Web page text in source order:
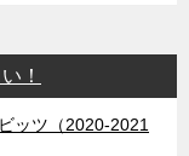
！
ッツ（2020-2021